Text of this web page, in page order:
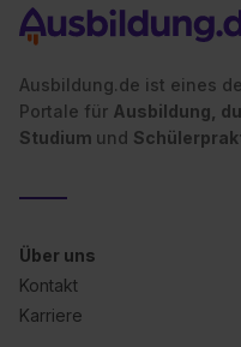
Ausbildung.de ist eines
Portale für Ausbildung,
Studium und
Über uns
Kontakt
Karriere